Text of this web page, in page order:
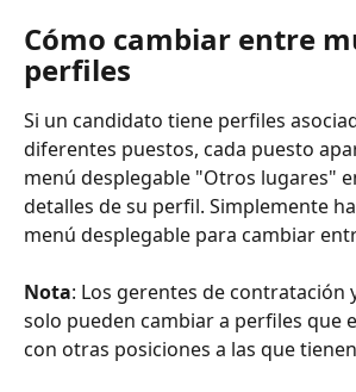
Cómo cambiar entre
perfiles
Si un candidato tiene perfiles
diferentes puestos, cada puesto
menú desplegable "Otros lugares"
detalles de su perfil. Simplemente
menú desplegable para cambiar
Nota: Los gerentes de contratación
solo pueden cambiar a perfiles que
con otras posiciones a las que